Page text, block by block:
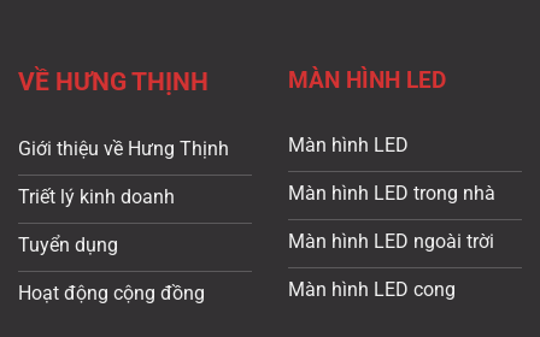
VỀ HƯNG THỊNH
Giới thiệu về Hưng Thịnh
Triết lý kinh doanh
Tuyển dụng
Hoạt động cộng đồng
MÀN HÌNH LED
Màn hình LED
Màn hình LED trong nhà
Màn hình LED ngoài trời
Màn hình LED cong